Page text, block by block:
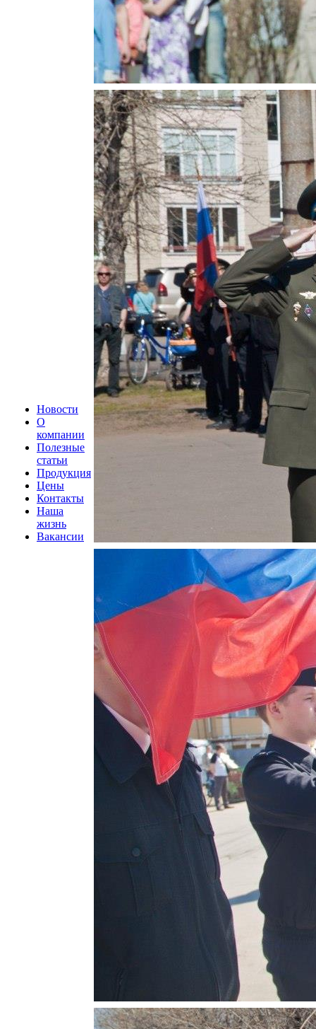
Новости
О
компании
Полезные
статьи
Продукция
Цены
Контакты
Наша
жизнь
Вакансии